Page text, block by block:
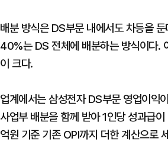
배분 방식은 DS부문 내에서도 차등을
40%는 DS 전체에 배분하는 방식이다.
이 크다.
업계에서는 삼성전자 DS부문 영업이익
사업부 배분을 함께 받아 1인당 성과급
억원 기준 기존 OPI까지 더한 계산으로